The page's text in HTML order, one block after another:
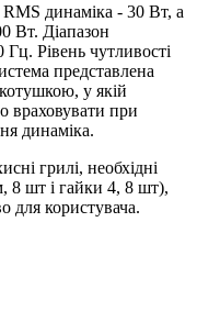
динаміка - 30 Вт, а
Вт. Діапазон
Рівень чутливості
представлена
у якій
враховувати при
динаміка.
грилі, необхідні
8 шт і гайки 4, 8 шт),
для користувача.